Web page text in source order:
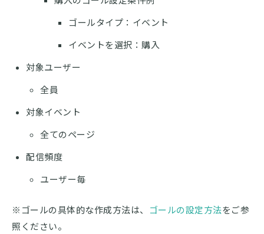
ゴールタイプ：イベント
イベントを選択：購入
対象ユーザー
全員
対象イベント
全てのページ
配信頻度
ユーザー毎
※ゴールの具体的な作成方法は、 ゴールの設定方法をご参
照ください。